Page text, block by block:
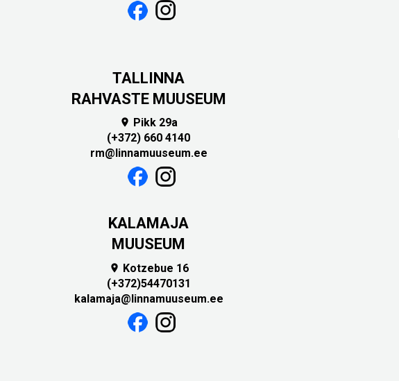
TALLINNA
RAHVASTE MUUSEUM

Pikk 29a
(+372) 660 4140
rm@linnamuuseum.ee
KALAMAJA
MUUSEUM
 Kotzebue 16
(+372)54470131
kalamaja@linnamuuseum.ee